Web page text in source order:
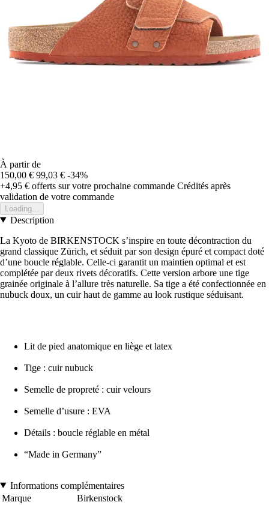
À partir de
150,00 € 99,03 € -34%
+4,95 € offerts sur votre prochaine commande Crédités après
validation de votre commande
Loading...
Description
La Kyoto de BIRKENSTOCK s’inspire en toute décontraction du
grand classique Zürich, et séduit par son design épuré et compact doté
d’une boucle réglable. Celle-ci garantit un maintien optimal et est
complétée par deux rivets décoratifs. Cette version arbore une tige
grainée originale à l’allure très naturelle. Sa tige a été confectionnée en
nubuck doux, un cuir haut de gamme au look rustique séduisant.
Lit de pied anatomique en liège et latex
Tige : cuir nubuck
Semelle de propreté : cuir velours
Semelle d’usure : EVA
Détails : boucle réglable en métal
“Made in Germany”
Informations complémentaires
Marque
Birkenstock